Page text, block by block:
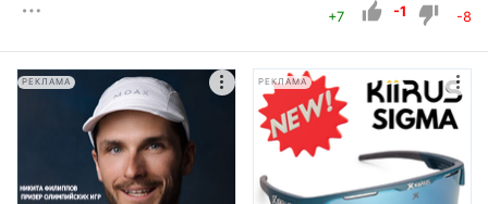
+7 -1 -8
РЕКЛАМА РЕКЛАМА